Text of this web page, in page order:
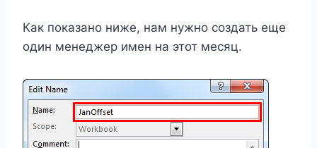
Как показано ниже, нам нужно создать еще
один менеджер имен на этот месяц.